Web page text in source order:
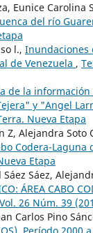
Eunice
del río
l., Inundaciones
de Venezuela ,
de la
y "Angel
Nueva Etapa
Z, Alejandra Soto
Codera-Laguna
Etapa
Sáez,
ÁREA CABO
26 Núm. 39
Carlos Pino